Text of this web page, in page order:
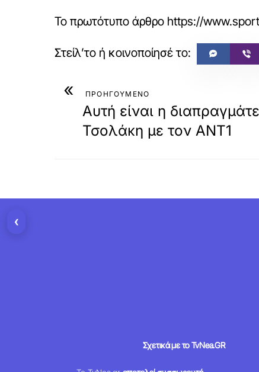
Το πρωτότυπο άρθρο https://
« ΠΡΟΗΓΟΥΜΕΝΟ
Αυτή είναι η
Τσολάκη με τον ΑΝΤ1
Σχετικά με το TvNea.GR
‹